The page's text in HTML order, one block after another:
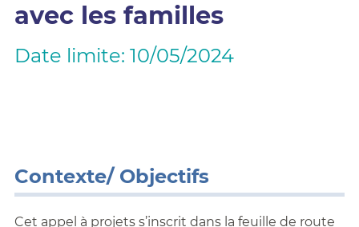
avec les familles
Date limite: 10/05/2024
Contexte/ Objectifs
Cet appel à projets s’inscrit dans la feuille de route